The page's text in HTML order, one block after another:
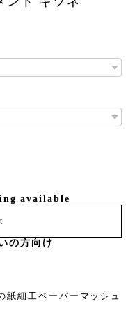
available
の方向け
紙細工ペーパーマッシュ